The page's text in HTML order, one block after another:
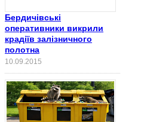
Бердичівські
оперативники викрили
крадіїв залізничного
полотна
10.09.2015